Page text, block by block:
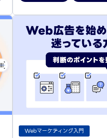
Webマーケティング入門